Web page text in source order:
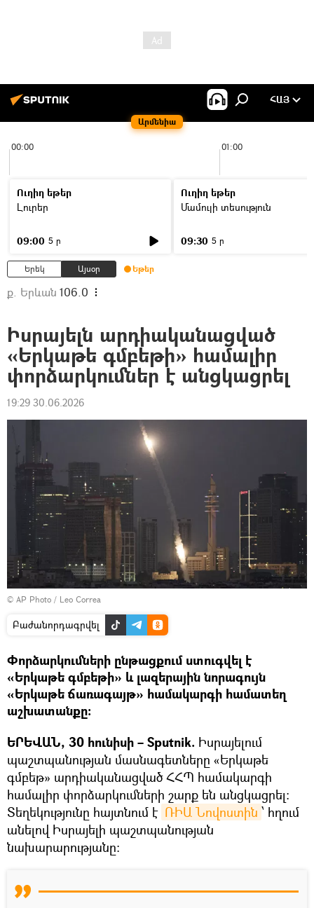
Արմենիա
ՀԱՅ
00:00 01:00
Ուղիղ եթեր
Լուրեր
09:00 5 ր
Ուղիղ եթեր
Մամուլի տեսություն
09:30 5 ր
Երեկ Այսօր Եթեր
ք. Երևան 106.0
Իսրայելն արդիականացված
«Երկաթե գմբեթի» համալիր
փորձարկումներ է անցկացրել
19:29 30.06.2026
© AP Photo / Leo Correa
Բաժանորդագրվել
Փորձարկումների ընթացքում ստուգվել է
«Երկաթե գմբեթի» և լազերային նորագույն
«Երկաթե ճառագայթ» համակարգի համատեղ
աշխատանքը։
ԵՐԵՎԱՆ, 30 հունիսի – Sputnik. Իսրայելում
պաշտպանության մասնագետները «Երկաթե
գմբեթ» արդիականացված ՀՀՊ համակարգի
համալիր փորձարկումների շարք են անցկացրել։
Տեղեկությունը հայտնում է ՌԻԱ Նովոստին ՝ հղում
անելով Իսրայելի պաշտպանության
նախարարությանը։